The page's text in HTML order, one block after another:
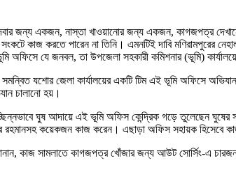
জন্য একজন, নাস্তা খাওয়ানোর জন্য একজন, কাগজপত্র
কাজ করতে পারেন না তিনি। এমনটিই দাবি মণিরামপুরের
অফিসে যে জনবল, তা উপজেলা সহকারী কমিশনার (ভূমি)
যশোর জেলা কার্যালয়ের একটি টিম এই ভূমি অফিসে
চালানো হয়।
ঘুষ আদায়ে এই ভূমি অফিস কেন্দ্রিক গড়ে তুলেছেন
রহমানসহ কয়েকজন কাজ করেন। এছাড়া অফিস সহায়ক হিসেবে
কাজ সামলাতে কাগজপত্র খোঁজার জন্য আউট সোর্সিং-এ